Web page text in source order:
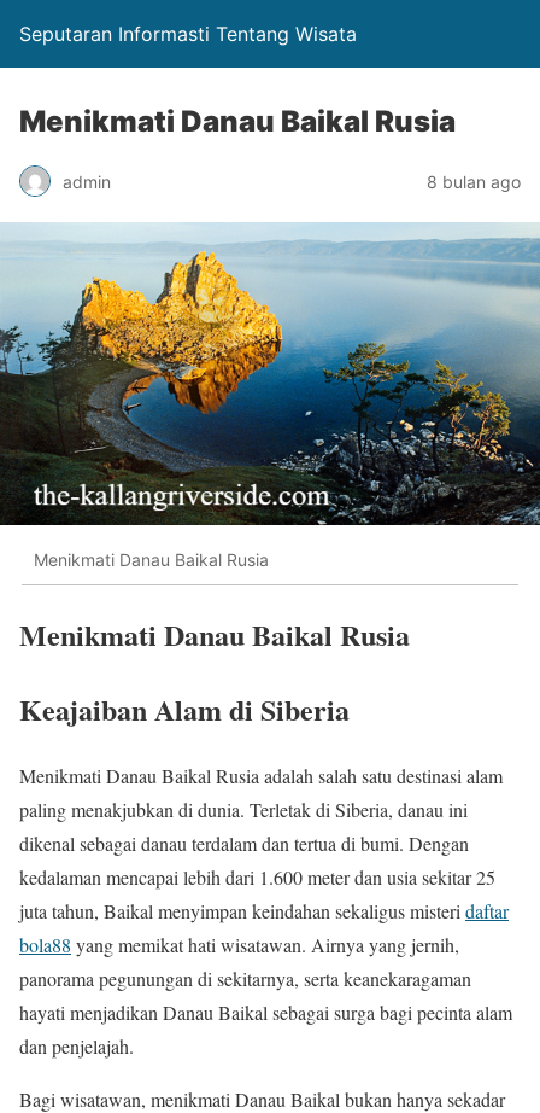
Seputaran Informasti Tentang Wisata
Menikmati Danau Baikal Rusia
admin 8 bulan ago
Menikmati Danau Baikal Rusia
Menikmati Danau Baikal Rusia
Keajaiban Alam di Siberia
Menikmati Danau Baikal Rusia adalah salah satu destinasi alam
paling menakjubkan di dunia. Terletak di Siberia, danau ini
dikenal sebagai danau terdalam dan tertua di bumi. Dengan
kedalaman mencapai lebih dari 1.600 meter dan usia sekitar 25
juta tahun, Baikal menyimpan keindahan sekaligus misteri daftar
bola88 yang memikat hati wisatawan. Airnya yang jernih,
panorama pegunungan di sekitarnya, serta keanekaragaman
hayati menjadikan Danau Baikal sebagai surga bagi pecinta alam
dan penjelajah.
Bagi wisatawan, menikmati Danau Baikal bukan hanya sekadar